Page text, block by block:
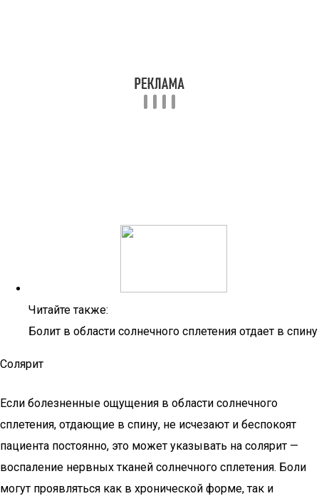
Читайте также:
Болит в области солнечного сплетения отдает в спину
Солярит
Если болезненные ощущения в области солнечного
сплетения, отдающие в спину, не исчезают и беспокоят
пациента постоянно, это может указывать на солярит —
воспаление нервных тканей солнечного сплетения. Боли
могут проявляться как в хронической форме, так и